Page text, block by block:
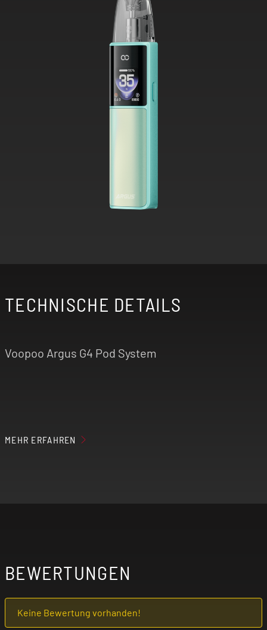
TECHNISCHE DETAILS
Voopoo Argus G4 Pod System
ARGUS-Pod-Kompatibilität
MEHR ERFAHREN
BEWERTUNGEN
Keine Bewertung vorhanden!